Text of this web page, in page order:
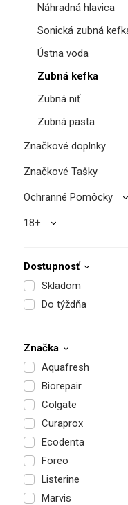
Náhradná hlavica
Sonická zubná
Ústna voda
Zubná kefka
Zubná niť
Zubná pasta
Značkové doplnky
Značkové Tašky
Ochranné Pomôcky
18+
Dostupnosť
Skladom
Do týždňa
Značka
Aquafresh
Biorepair
Colgate
Curaprox
Ecodenta
Foreo
Listerine
Marvis